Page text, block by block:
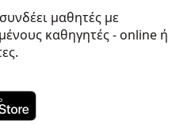
μαθητές με
καθηγητές - online ή